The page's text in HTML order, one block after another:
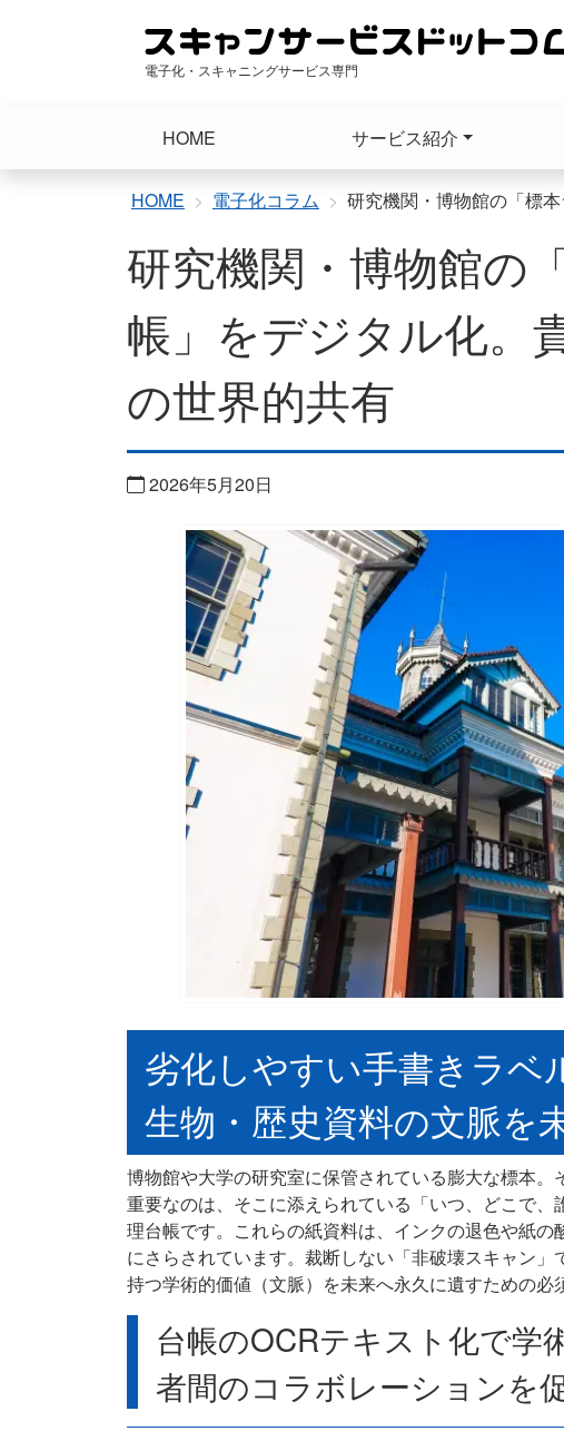
ス
電子化・スキャニングサービス専門
HOME サービス紹介
HOME 電子化コラム 研究機関・博物館の「標
研究機関・博物館の
帳」をデジタル化。
の世界的共有
2026年5月20日
劣化しやすい手書きラベ
生物・歴史資料の文脈を
博物館や大学の研究室に保管されている膨大な標本
重要なのは、そこに添えられている「いつ、どこで
理台帳です。これらの紙資料は、インクの退色や紙
にさらされています。裁断しない「非破壊スキャン
持つ学術的価値（文脈）を未来へ永久に遺すための必
台帳のOCRテキスト化で学
者間のコラボレーションを